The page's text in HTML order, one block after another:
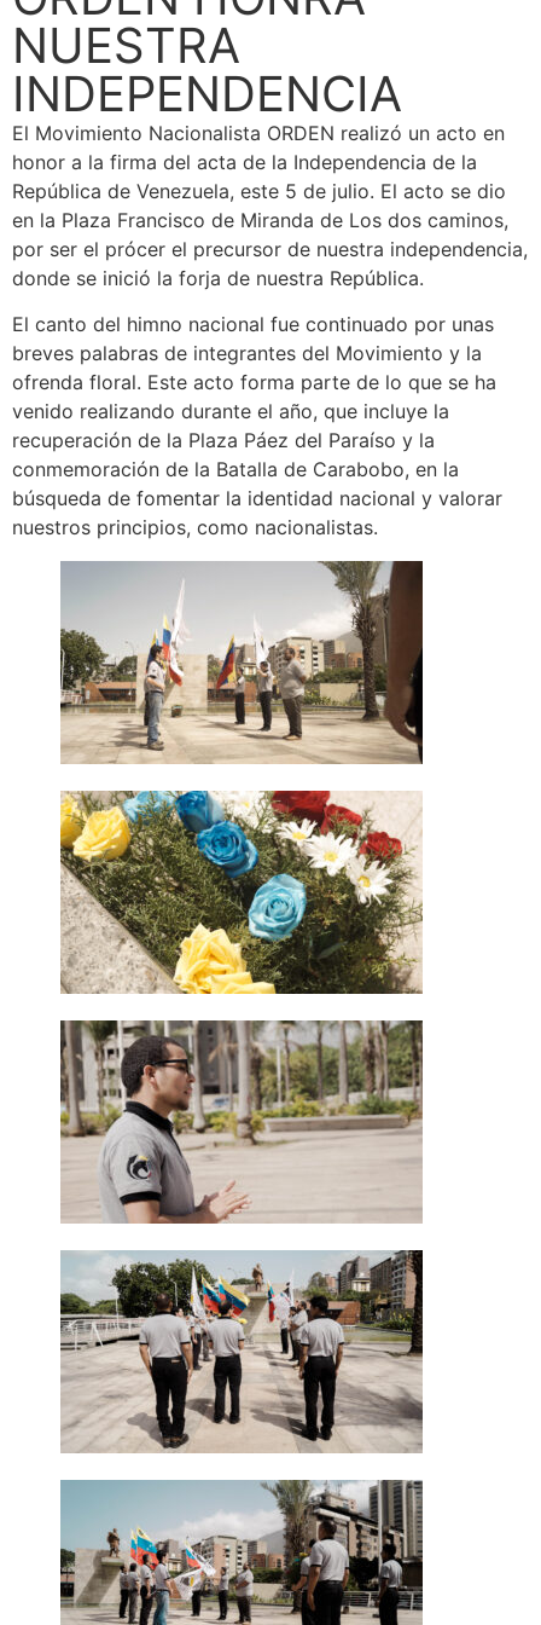
NUESTRA
INDEPENDENCIA
El Movimiento Nacionalista ORDEN realizó un acto en
honor a la firma del acta de la Independencia de la
República de Venezuela, este 5 de julio. El acto se dio
en la Plaza Francisco de Miranda de Los dos caminos,
por ser el prócer el precursor de nuestra independencia,
donde se inició la forja de nuestra República.
El canto del himno nacional fue continuado por unas
breves palabras de integrantes del Movimiento y la
ofrenda floral. Este acto forma parte de lo que se ha
venido realizando durante el año, que incluye la
recuperación de la Plaza Páez del Paraíso y la
conmemoración de la Batalla de Carabobo, en la
búsqueda de fomentar la identidad nacional y valorar
nuestros principios, como nacionalistas.